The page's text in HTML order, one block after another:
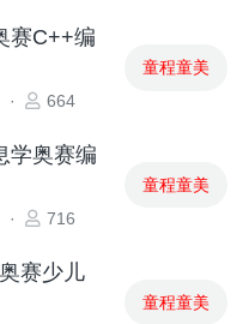
赛C++编
· 664
童程童美
学奥赛编
· 716
童程童美
赛少儿
童程童美